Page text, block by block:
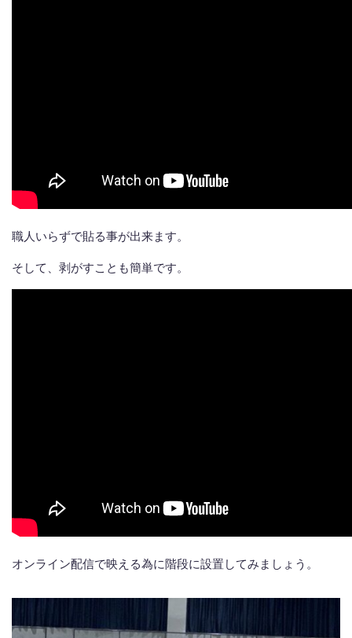
職人いらずで貼る事が出来ます。
そして、剥がすことも簡単です。
オンライン配信で映える為に階段に設置してみましょう。